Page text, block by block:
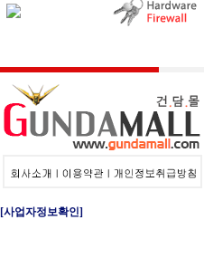
[사업자정보확인]